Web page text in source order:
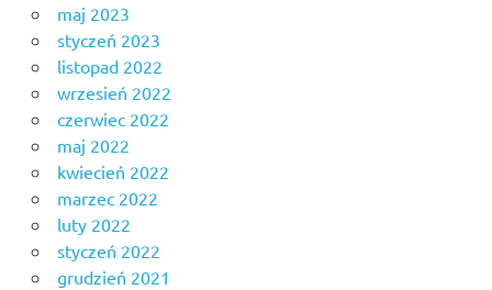
maj 2023
styczeń 2023
listopad 2022
wrzesień 2022
czerwiec 2022
maj 2022
kwiecień 2022
marzec 2022
luty 2022
styczeń 2022
grudzień 2021